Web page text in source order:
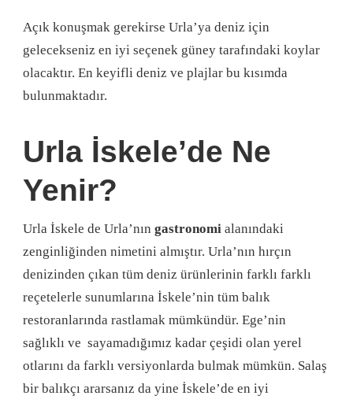
Açık konuşmak gerekirse Urla’ya deniz için
gelecekseniz en iyi seçenek güney tarafındaki koylar
olacaktır. En keyifli deniz ve plajlar bu kısımda
bulunmaktadır.
Urla İskele’de Ne
Yenir?
Urla İskele de Urla’nın gastronomi alanındaki
zenginliğinden nimetini almıştır. Urla’nın hırçın
denizinden çıkan tüm deniz ürünlerinin farklı farklı
reçetelerle sunumlarına İskele’nin tüm balık
restoranlarında rastlamak mümkündür. Ege’nin
sağlıklı ve sayamadığımız kadar çeşidi olan yerel
otlarını da farklı versiyonlarda bulmak mümkün. Salaş
bir balıkçı ararsanız da yine İskele’de en iyi